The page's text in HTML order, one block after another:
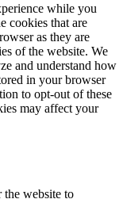
while you
cookies that are
as they are
of the website. We
and understand how
in your browser
to opt-out of these
may affect your
the website to